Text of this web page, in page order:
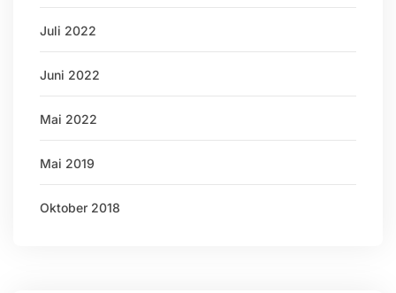
Juli 2022
Juni 2022
Mai 2022
Mai 2019
Oktober 2018